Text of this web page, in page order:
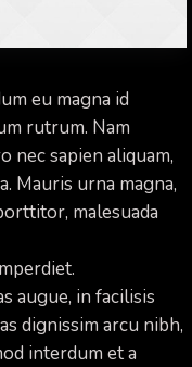
eu magna id
rutrum. Nam
nec sapien aliquam,
Mauris urna magna,
malesuada
augue, in facilisis
dignissim arcu nibh,
interdum et a